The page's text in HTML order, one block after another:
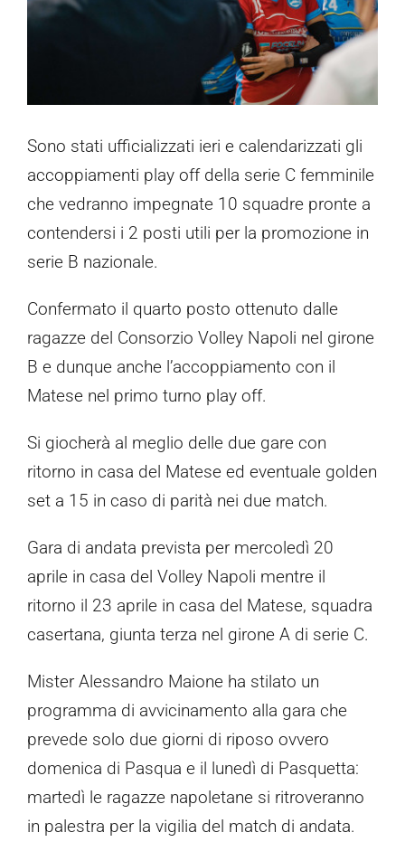
Sono stati ufficializzati ieri e calendarizzati gli
accoppiamenti play off della serie C femminile
che vedranno impegnate 10 squadre pronte a
contendersi i 2 posti utili per la promozione in
serie B nazionale.
Confermato il quarto posto ottenuto dalle
ragazze del Consorzio Volley Napoli nel girone
B e dunque anche l’accoppiamento con il
Matese nel primo turno play off.
Si giocherà al meglio delle due gare con
ritorno in casa del Matese ed eventuale golden
set a 15 in caso di parità nei due match.
Gara di andata prevista per mercoledì 20
aprile in casa del Volley Napoli mentre il
ritorno il 23 aprile in casa del Matese, squadra
casertana, giunta terza nel girone A di serie C.
Mister Alessandro Maione ha stilato un
programma di avvicinamento alla gara che
prevede solo due giorni di riposo ovvero
domenica di Pasqua e il lunedì di Pasquetta:
martedì le ragazze napoletane si ritroveranno
in palestra per la vigilia del match di andata.